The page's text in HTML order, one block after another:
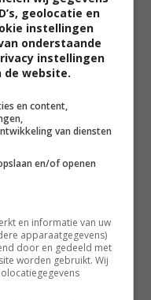
.
,Bruce Willis
Bob Thornton
,Cate Blanchett,
,Azura Skye,
,Peggy Miley,
.
geolocatie en
instellingen
onderstaande
instellingen
de website.
en content,
van diensten
en/of openen
en informatie van uw
apparaatgegevens)
door en gedeeld met
worden gebruikt. Wij